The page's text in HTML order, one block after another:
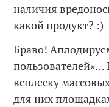
наличия
какой продукт? :)
Браво!
пользователей»…
всплеску
для них